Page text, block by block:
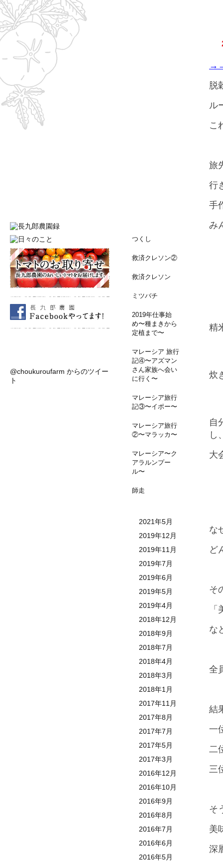
@choukuroufarm からのツイー
ト
つくし
救済クレソン②
救済クレソン
ミツバチ
2019年仕事始
め〜種まきから
定植まで〜
マレーシア 旅行
記④〜アズマン
さん家族へ会い
に行く〜
マレーシア旅行
記③〜イポー〜
マレーシア旅行
②〜マラッカ〜
マレーシア〜ク
アラルンプー
ル〜
師走
2021年5月
2019年12月
2019年11月
2019年7月
2019年6月
2019年5月
2019年4月
2018年12月
2018年9月
2018年7月
2018年4月
2018年3月
2018年1月
2017年11月
2017年8月
2017年7月
2017年5月
2017年3月
2016年12月
2016年10月
2016年9月
2016年8月
2016年7月
2016年6月
2016年5月
脱
ル
こ
旅
行
手
み
精
炊
自
し
大
な
ど
そ
な
全
結
一
二
三
そ
美
深